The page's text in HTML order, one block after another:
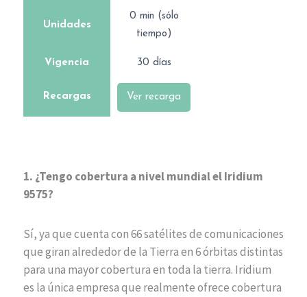
Unidades
0 min (sólo
tiempo)
Vigencia 30 días
Recargas Ver recarga
1. ¿Tengo cobertura a nivel mundial el Iridium
9575?
Sí, ya que cuenta con 66 satélites de comunicaciones
que giran alrededor de la Tierra en 6 órbitas distintas
para una mayor cobertura en toda la tierra. Iridium
es la única empresa que realmente ofrece cobertura